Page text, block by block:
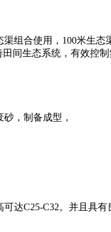
组合使用，100米生
间生态系统，有效控
，制备成型，
达C25-C32。并且具